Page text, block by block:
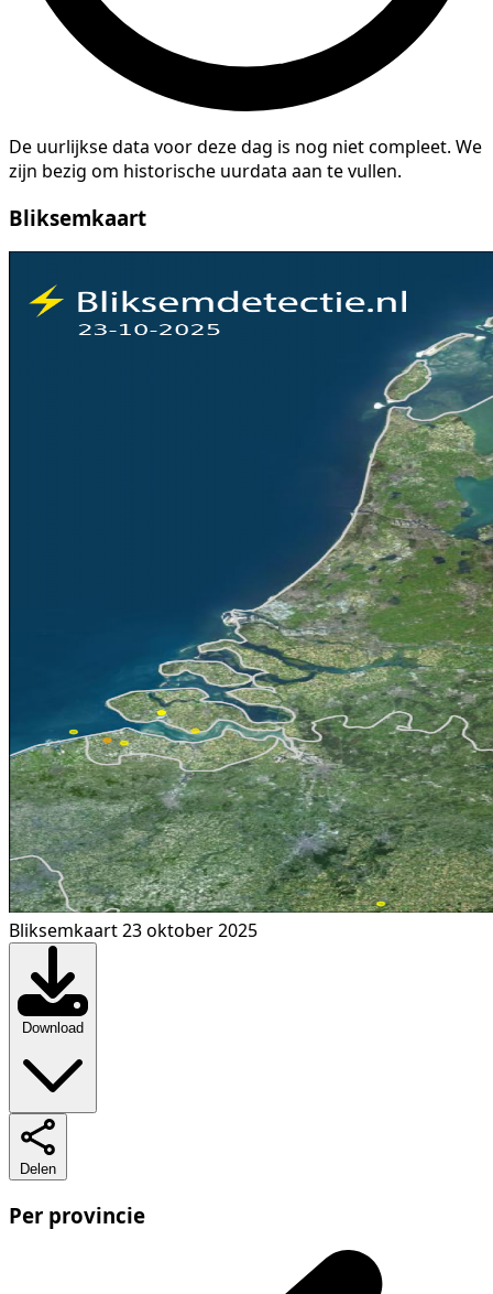
De uurlijkse data voor deze dag is nog niet compleet. We
zijn bezig om historische uurdata aan te vullen.
Bliksemkaart
Bliksemkaart 23 oktober 2025
Download
Delen
Per provincie